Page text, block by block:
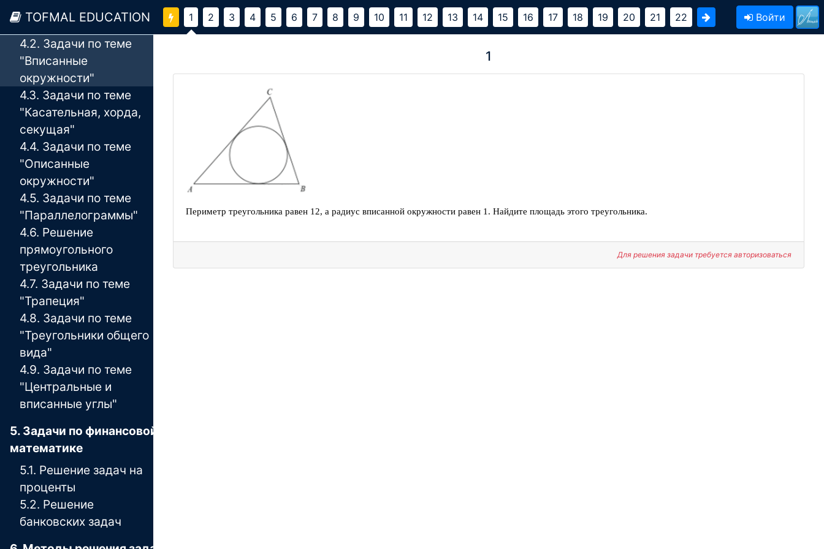
TOFMAL EDUCATION 1 2 3 4 5 6 7 8 9 10 11 12 13 14 15 16 17 18 19 20 21 22 Войти
задачи базового уровня
сложности
4.2. Задачи по теме
"Вписанные
окружности"
4.3. Задачи по теме
"Касательная, хорда,
секущая"
4.4. Задачи по теме
"Описанные
окружности"
4.5. Задачи по теме
"Параллелограммы"
4.6. Решение
прямоугольного
треугольника
4.7. Задачи по теме
"Трапеция"
4.8. Задачи по теме
"Треугольники общего
вида"
4.9. Задачи по теме
"Центральные и
вписанные углы"
5. Задачи по финансовой
математике
5.1. Решение задач на
проценты
5.2. Решение
банковских задач
1
Периметр треугольника равен 12, а радиус вписанной окружности равен 1. Найдите площадь этого треугольника.
Для решения задачи требуется авторизоваться